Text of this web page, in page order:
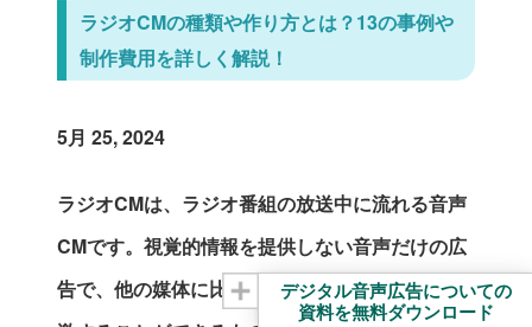
ラジオCMの種類や作り方とは？13の事例や
制作費用を詳しく解説！
5月 25, 2024
ラジオCMは、ラジオ番組の放送中に流れる音声
CMです。視覚的情報を提供しない音声だけの広
告で、他の媒体に比べリスナーの想像力をより刺
デジタル音声広告についての
資料を無料ダウンロード